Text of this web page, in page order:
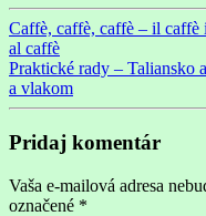
Caffè, caffè, caffè – il
al caffè
Praktické rady – Taliansko
a vlakom
Pridaj komentár
Vaša e-mailová adresa
označené *